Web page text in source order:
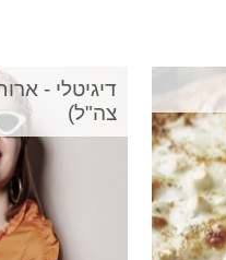
דיגיטלי -
צה"ל)